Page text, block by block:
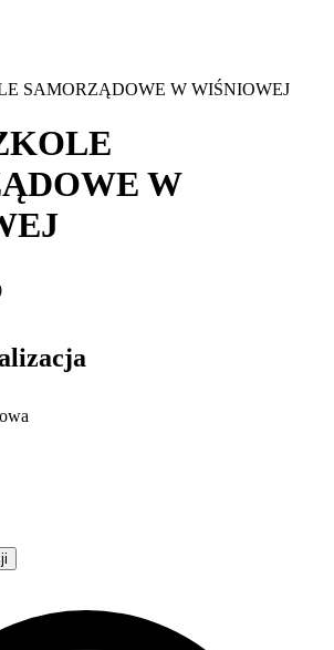
SAMORZĄDOWE W WIŚNIOWEJ
W